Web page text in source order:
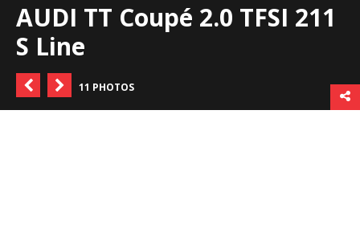
AUDI TT Coupé 2.0 TFSI 211
S Line
11 PHOTOS